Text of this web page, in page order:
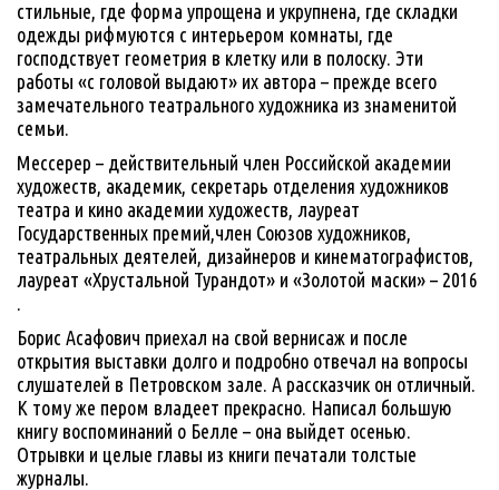
стильные, где форма упрощена и укрупнена, где складки
одежды рифмуются с интерьером комнаты, где
господствует геометрия в клетку или в полоску. Эти
работы «с головой выдают» их автора – прежде всего
замечательного театрального художника из знаменитой
семьи.
Мессерер – действительный член Российской академии
художеств, академик, секретарь отделения художников
театра и кино академии художеств, лауреат
Государственных премий,член Союзов художников,
театральных деятелей, дизайнеров и кинематографистов,
лауреат «Хрустальной Турандот» и «Золотой маски» – 2016
Борис Асафович приехал на свой вернисаж и после
открытия выставки долго и подробно отвечал на вопросы
слушателей в Петровском зале. А рассказчик он отличный.
К тому же пером владеет прекрасно. Написал большую
книгу воспоминаний о Белле – она выйдет осенью.
Отрывки и целые главы из книги печатали толстые
журналы.